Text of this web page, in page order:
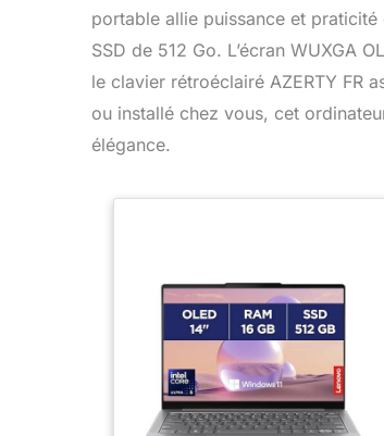
portable allie puissance et
SSD de 512 Go. L’écran WUXGA
le clavier rétroéclairé AZERTY FR
ou installé chez vous, cet
élégance.